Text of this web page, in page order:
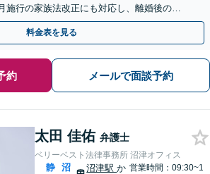
施行の家族法改正にも対応し、離婚後の生
す。
料金表を見る
約 メールで面談予約
太田 佳佑 弁護士
ベリーベスト法律事務所 沼津オフィス
静
沼
沼津駅か 営業時間：09:30~1